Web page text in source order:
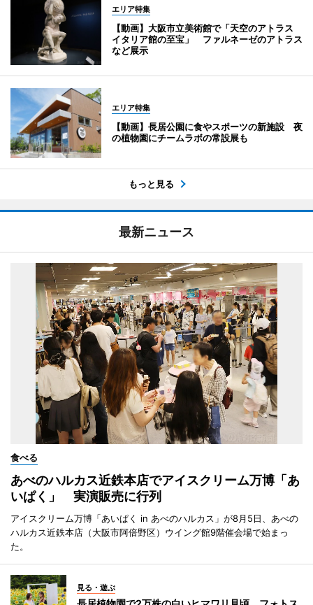
エリア特集
【動画】大阪市立美術館で「天空のアトラス
イタリア館の至宝」 ファルネーゼのアトラス
など展示
エリア特集
【動画】長居公園に食やスポーツの新施設 夜
の植物園にチームラボの常設展も
もっと見る
最新ニュース
食べる
あべのハルカス近鉄本店でアイスクリーム万博「あ
いぱく」 実演販売に行列
アイスクリーム万博「あいぱく in あべのハルカス」が8月5日、あべの
ハルカス近鉄本店（大阪市阿倍野区）ウイング館9階催会場で始まっ
た。
見る・遊ぶ